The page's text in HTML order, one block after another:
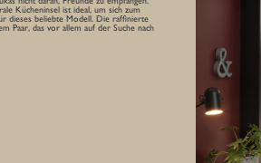
Kücheninsel ist ideal, um sich zum
dieses beliebte Modell. Die raffinierte
Paar, das vor allem auf der Suche nach